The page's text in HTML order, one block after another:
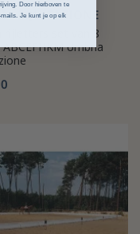
EQUITAZIONE
rijletters set van 8
Umbria
Door hierboven te
Je kunt je op elk